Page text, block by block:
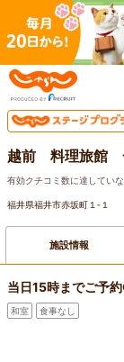
越前 料理旅館
有効クチコミ数に達してい
福井県福井市赤坂町１‐１
施設情報
当日15時までご予
和室 食事なし